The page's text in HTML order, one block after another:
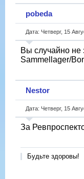
pobeda
Дата: Четверг, 15
Вы случайно не
Sammellager/
Nestor
Дата: Четверг, 15
За
Будьте здоровы!